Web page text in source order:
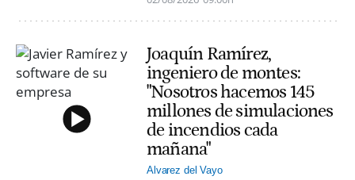
Joaquín Ramírez,
ingeniero de montes:
"Nosotros hacemos 145
millones de simulaciones
de incendios cada
mañana"
Alvarez del Vayo